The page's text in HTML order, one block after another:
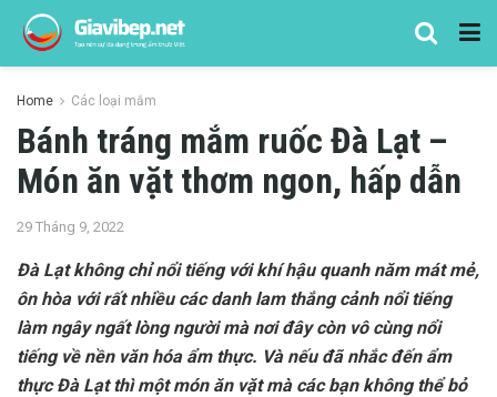
Home Các loại mắm
Bánh tráng mắm ruốc Đà Lạt –
Món ăn vặt thơm ngon, hấp dẫn
29 Tháng 9, 2022
Đà Lạt không chỉ nổi tiếng với khí hậu quanh năm mát mẻ,
ôn hòa với rất nhiều các danh lam thắng cảnh nổi tiếng
làm ngây ngất lòng người mà nơi đây còn vô cùng nổi
tiếng về nền văn hóa ẩm thực. Và nếu đã nhắc đến ẩm
thực Đà Lạt thì một món ăn vặt mà các bạn không thể bỏ